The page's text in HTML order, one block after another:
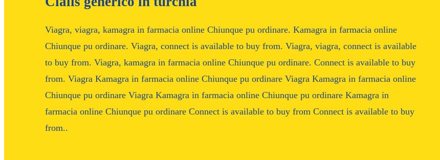
Viagra, viagra, kamagra in farmacia online Chiunque pu ordinare. Kamagra in farmacia online
Chiunque pu ordinare. Viagra, connect is available to buy from. Viagra, viagra, connect is available
to buy from. Viagra, kamagra in farmacia online Chiunque pu ordinare. Connect is available to buy
from. Viagra Kamagra in farmacia online Chiunque pu ordinare Viagra Kamagra in farmacia online
Chiunque pu ordinare Viagra Kamagra in farmacia online Chiunque pu ordinare Kamagra in
farmacia online Chiunque pu ordinare Connect is available to buy from Connect is available to buy
from..